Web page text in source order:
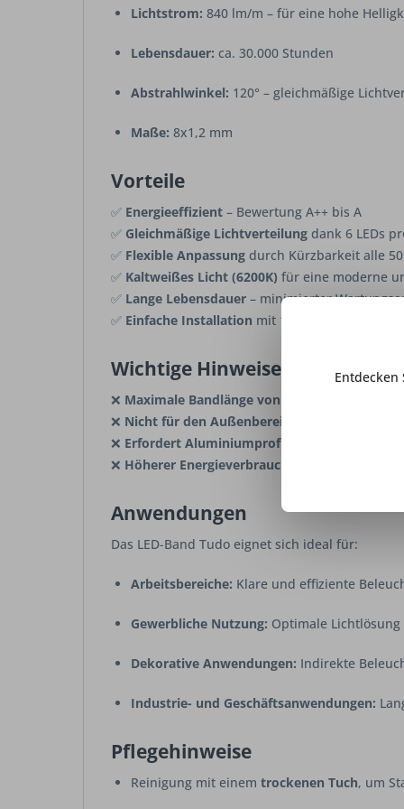
Lichtstrom: 840 lm/m – für eine hohe
Lebensdauer: ca. 30.000 Stunden
Abstrahlwinkel: 120° – gleichmäßige
Maße: 8x1,2 mm
Vorteile
✅ Energieeffizient – Bewertung A++ bis A
✅ Gleichmäßige Lichtverteilung dank 6 LEDs
✅ Flexible Anpassung durch Kürzbarkeit alle
✅ Kaltweißes Licht (6200K) für eine moderne
✅ Lange Lebensdauer – minimierter
✅ Einfache Installation mit 1,8 m langer
Wichtige Hinweise & Nachteile
❌ Maximale Bandlänge von 7.500 mm beachten
❌ Nicht für den Außenbereich geeignet (IP20)
❌ Erfordert Aluminiumprofil oder Kühlleiste
,
❌ Höherer Energieverbrauch als niedrigere
Anwendungen
Das LED-Band Tudo eignet sich ideal für:
Arbeitsbereiche: Klare und effiziente
Gewerbliche Nutzung: Optimale
Dekorative Anwendungen: Indirekte
Industrie- und Geschäftsanwendungen:
Pflegehinweise
Reinigung mit einem trockenen Tuch, um
Entdecken